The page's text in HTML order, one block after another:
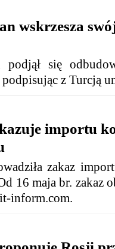
wskrzesza
podjął się
z Turcją
importu
zakaz
16 maja br. zakaz
inform.com.